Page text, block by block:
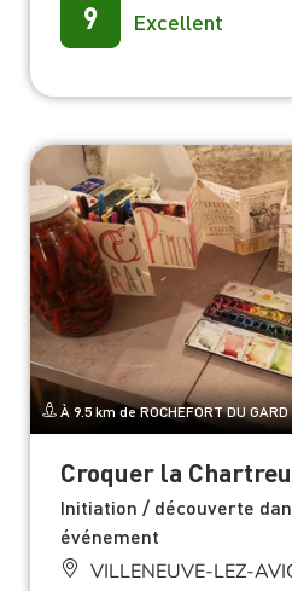
9 Excellent
À 9.5 km de ROCHEFORT DU GARD
Croquer la
Initiation / découverte
événement
VILLENEUVE-LEZ-